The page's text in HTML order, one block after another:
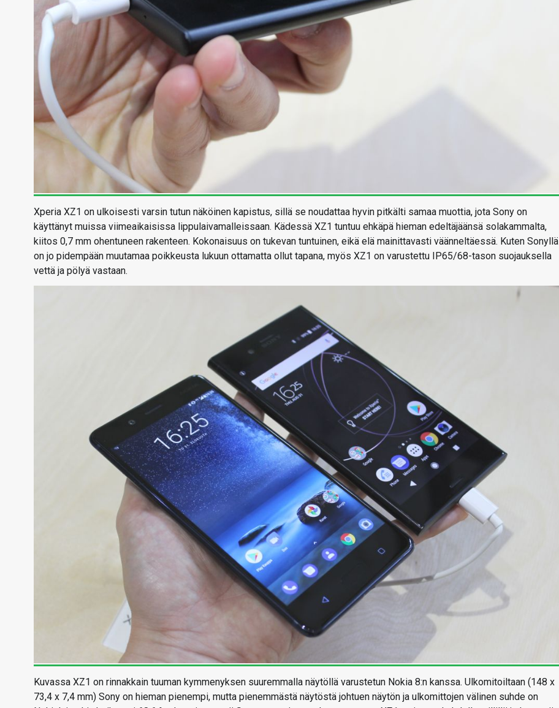
Xperia XZ1 on ulkoisesti varsin tutun näköinen kapistus, sillä se noudattaa hyvin pitkälti samaa muottia, jota Sony on
käyttänyt muissa viimeaikaisissa lippulaivamalleissaan. Kädessä XZ1 tuntuu ehkäpä hieman edeltäjäänsä solakammalta,
kiitos 0,7 mm ohentuneen rakenteen. Kokonaisuus on tukevan tuntuinen, eikä elä mainittavasti väänneltäessä. Kuten Sonyllä
on jo pidempään muutamaa poikkeusta lukuun ottamatta ollut tapana, myös XZ1 on varustettu IP65/68-tason suojauksella
vettä ja pölyä vastaan.
Kuvassa XZ1 on rinnakkain tuuman kymmenyksen suuremmalla näytöllä varustetun Nokia 8:n kanssa. Ulkomitoiltaan (148 x
73,4 x 7,4 mm) Sony on hieman pienempi, mutta pienemmästä näytöstä johtuen näytön ja ulkomittojen välinen suhde on